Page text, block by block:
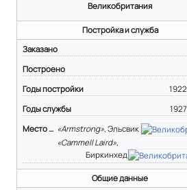
Великобритания
Постройка и служба
Заказано
Построено
Годы постройки
Годы службы
«Armstrong», Эльсвик
«Cammell Laird»,
Биркинхед
Место строительства
Общие данные